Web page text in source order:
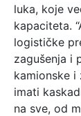
luka, koje
kapaciteta.
logističke
zagušenja i
kamionske i
imati
na sve, od